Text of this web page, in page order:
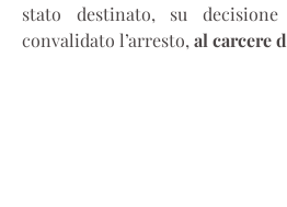
stato destinato, su
convalidato l’arresto, al carcere